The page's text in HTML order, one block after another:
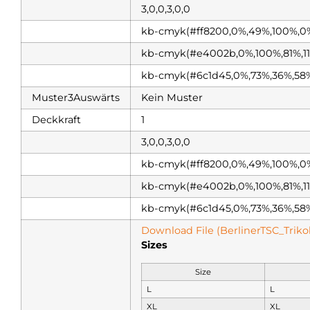
3,0,0,3,0,0
kb-
kb-
kb-
Muster3Auswärts
Kein Muster
Deckkraft
1
3,0,0,3,0,0
kb-
kb-
kb-
Download File
Sizes
Size
L
L
XL
XL